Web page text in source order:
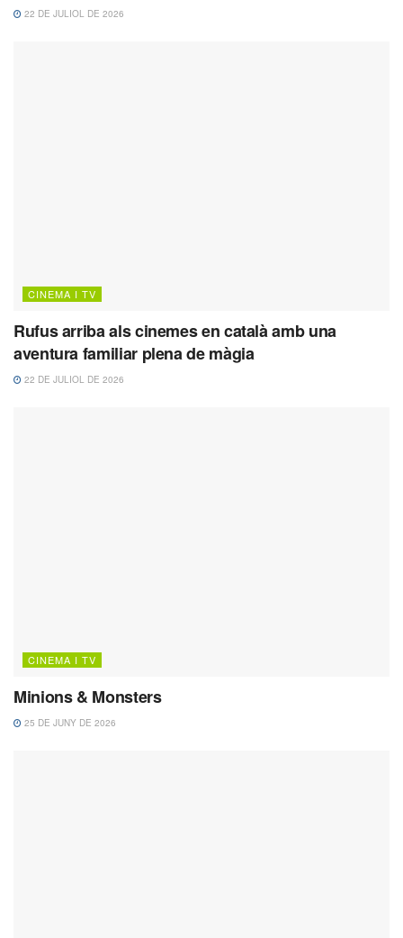
22 DE JULIOL DE 2026
CINEMA I TV
Rufus arriba als cinemes en català amb una
aventura familiar plena de màgia
22 DE JULIOL DE 2026
CINEMA I TV
Minions & Monsters
25 DE JUNY DE 2026